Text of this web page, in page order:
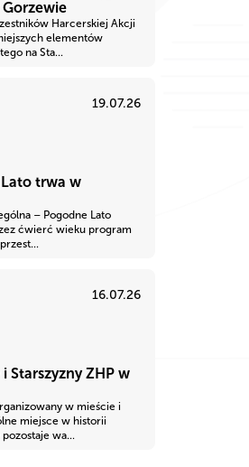
Harcerskiej Akcji
elementów
na Sta...
19.07.26
trwa w
– Pogodne Lato
ćwierć wieku program
16.07.26
Starszyzny ZHP w
w mieście i
miejsce w historii
wa...